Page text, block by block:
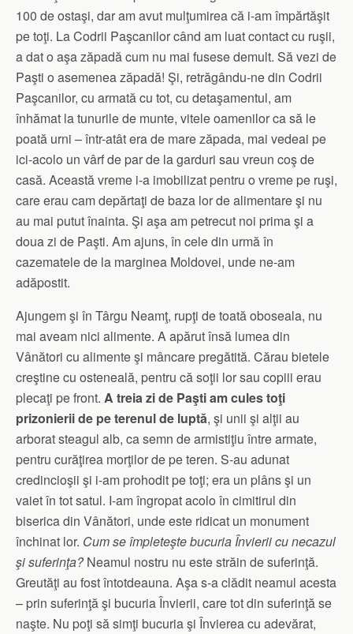
100 de ostaşi, dar am avut mulţumirea că i-am împărtăşit
pe toţi. La Codrii Paşcanilor când am luat contact cu ruşii,
a dat o aşa zăpadă cum nu mai fusese demult. Să vezi de
Paşti o asemenea zăpadă! Şi, retrăgându-ne din Codrii
Paşcanilor, cu armată cu tot, cu detaşamentul, am
înhămat la tunurile de munte, vitele oamenilor ca să le
poată urni – într-atât era de mare zăpada, mai vedeai pe
ici-acolo un vârf de par de la garduri sau vreun coş de
casă. Această vreme i-a imobilizat pentru o vreme pe ruşi,
care erau cam depărtaţi de baza lor de alimentare şi nu
au mai putut înainta. Şi aşa am petrecut noi prima şi a
doua zi de Paşti. Am ajuns, în cele din urmă în
cazematele de la marginea Moldovei, unde ne-am
adăpostit.
Ajungem şi în Târgu Neamţ, rupţi de toată oboseala, nu
mai aveam nici alimente. A apărut însă lumea din
Vânători cu alimente şi mâncare pregătită. Cărau bietele
creştine cu osteneală, pentru că soţii lor sau copiii erau
plecaţi pe front. A treia zi de Paşti am cules toţi
prizonierii de pe terenul de luptă, şi unii şi alţii au
arborat steagul alb, ca semn de armistiţiu între armate,
pentru curăţirea morţilor de pe teren. S-au adunat
credincioşii şi i-am prohodit pe toţi; era un plâns şi un
vaiet în tot satul. I-am îngropat acolo în cimitirul din
biserica din Vânători, unde este ridicat un monument
închinat lor. Cum se împleteşte bucuria Învierii cu necazul
şi suferinţa?Neamul nostru nu este străin de suferinţă.
Greutăţi au fost întotdeauna. Aşa s-a clădit neamul acesta
– prin suferinţă şi bucuria Învierii, care tot din suferinţă se
naşte. Nu poţi să simţi bucuria şi Învierea cu adevărat,